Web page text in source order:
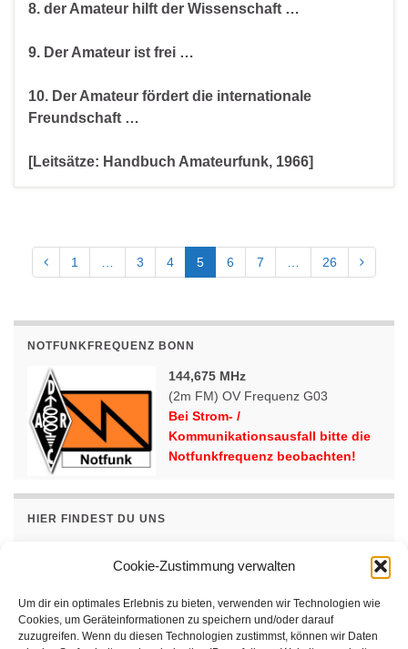
Cookie-Zustimmung verwalten
Um dir ein optimales Erlebnis zu bieten, verwenden wir Technologien wie
Cookies, um Geräteinformationen zu speichern und/oder darauf
zuzugreifen. Wenn du diesen Technologien zustimmst, können wir Daten
8. der Amateur hilft der Wissenschaft …
9. Der Amateur ist frei …
10. Der Amateur fördert die internationale
Freundschaft …
[Leitsätze: Handbuch Amateurfunk, 1966]
1 3 4 5 6 7 26
NOTFUNKFREQUENZ BONN
144,675 MHz
(2m FM) OV Frequenz G03
Bei Strom- /
Kommunikationsausfall bitte die
Notfunkfrequenz beobachten!
HIER FINDEST DU UNS
Weinbergweg 34
53227 Bonn